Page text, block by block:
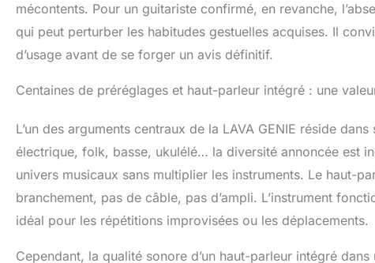
mécontents. Pour un guitariste confirmé, en revanche,
qui peut perturber les habitudes gestuelles acquises. Il
d’usage avant de se forger un avis définitif.
Centaines de préréglages et haut-parleur intégré : une
L’un des arguments centraux de la LAVA GENIE réside
électrique, folk, basse, ukulélé… la diversité annoncée est
univers musicaux sans multiplier les instruments. Le haut-
branchement, pas de câble, pas d’ampli. L’instrument
idéal pour les répétitions improvisées ou les déplacements.
Cependant, la qualité sonore d’un haut-parleur intégré